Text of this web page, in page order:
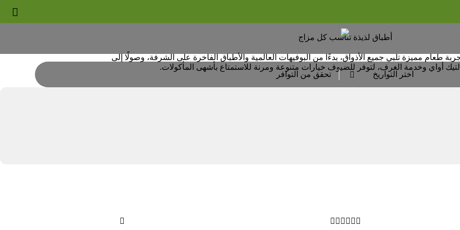

اختر التواريخ  تحقق من التوافر
أﻃﺒﺎق ﻟﺬﻳﺬة تناسب ﻛﻞ ﻣﺰاج
طعام مميزة تلبي جميع الأذواق، بدءًا من البوفيهات العالمية والأطباق الفاخرة على الشرفة، وصولًا إلى
أواي وخدمة الغرف، لتوفر للضيوف خيارات متنوعة ومرنة للاستمتاع بأشهى المأكولات.
     
